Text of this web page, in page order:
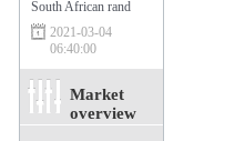
South African rand
2021-03-04
06:40:00
Market
overview